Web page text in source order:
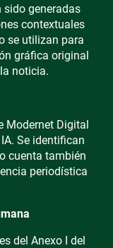
generadas
contextuales
se utilizan para
gráfica original
noticia.
Modernet Digital
Se identifican
cuenta también
periodística
del Anexo I del